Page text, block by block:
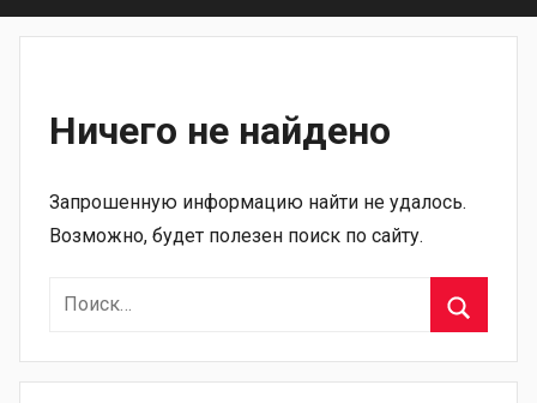
Ничего не найдено
Запрошенную информацию найти не удалось.
Возможно, будет полезен поиск по сайту.
Найти: